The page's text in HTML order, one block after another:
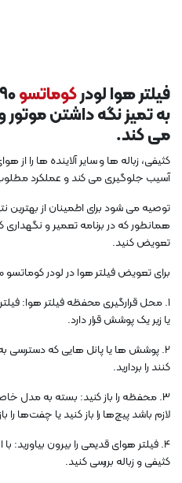
فیلتر هوا لودرکوماتسو
به تمیز نگه داشتن موتور
می کند.
کثیفی، زباله ها و سایر آلاینده ها را از
آسیب جلوگیری می کند و عملکرد
توصیه می شود برای اطمینان از بهترین
همانطور که در برنامه تعمیر و
تعویض کنید.
برای تعویض فیلتر هوا در لودر کوماتسو W90 مراحل زیر را دنبال کنید:
1. محل قرارگیری محفظه فیلتر هوا:
یا زیر یک پوشش قرار دارد.
2. پوشش ها یا پانل هایی که دسترسی
کنند را بردارید.
لازم باشد پیچ‌ها را باز کنید یا چفت‌ها را
4. فیلتر هوای قدیمی را بیرون بیاورید:
کثیفی و زباله بررسی کنید.